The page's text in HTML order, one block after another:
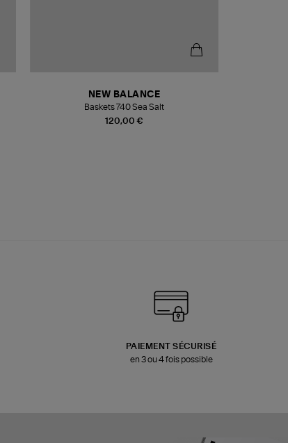
120,00 €
NEW BALANCE
Baskets 740 Sea Salt
PAIEMENT SÉCURISÉ
en 3 ou 4 fois possible